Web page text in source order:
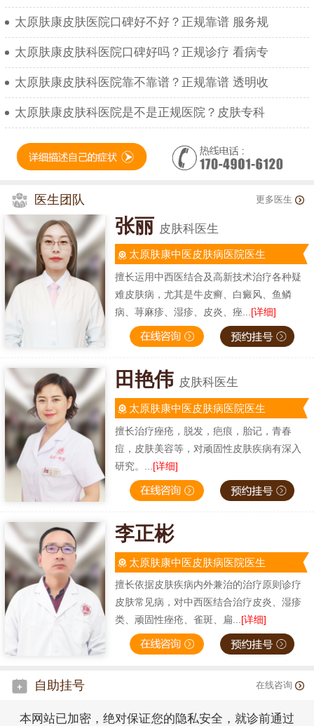
太原肤康皮肤医院口碑好不好？正规靠谱 服务规
太原肤康皮肤科医院口碑好吗？正规诊疗 看病专
太原肤康皮肤科医院靠不靠谱？正规靠谱 透明收
太原肤康皮肤科医院是不是正规医院？皮肤专科
医生团队 更多医生
张丽 皮肤科医生
太原肤康中医皮肤病医院医生
擅长运用中西医结合及高新技术治疗各种疑
难皮肤病，尤其是牛皮癣、白癜风、鱼鳞
病、荨麻疹、湿疹、皮炎、痤... [详细]
田艳伟 皮肤科医生
太原肤康中医皮肤病医院医生
擅长治疗痤疮，脱发，疤痕，胎记，青春
痘，皮肤美容等，对顽固性皮肤疾病有深入
研究。... [详细]
李正彬
太原肤康中医皮肤病医院医生
擅长依据皮肤疾病内外兼治的治疗原则诊疗
皮肤常见病，对中西医结合治疗皮炎、湿疹
类、顽固性痤疮、雀斑、扁...[详细]
自助挂号 在线咨询
本网站已加密，绝对保证您的隐私安全，就诊前通过